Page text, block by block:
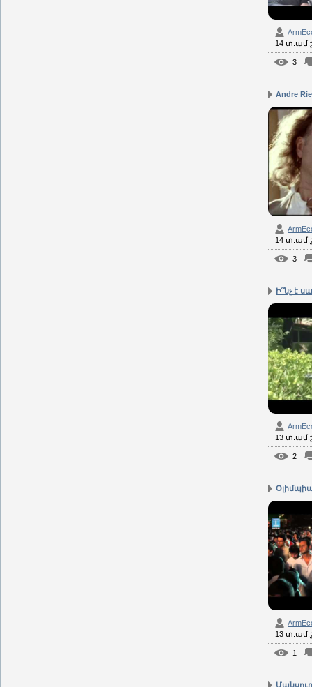
14
3
Andre
14
3
Ի՞նչ է
13
2
13
1
Մանսուր